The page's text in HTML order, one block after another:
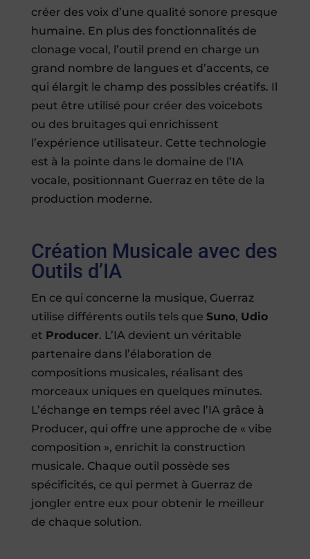
créer des voix d’une qualité sonore presque
humaine. En plus des fonctionnalités de
clonage vocal, l’outil prend en charge un
grand nombre de langues et d’accents, ce
qui élargit le champ des possibles créatifs. Il
peut être utilisé pour créer des voicebots
ou des bruitages qui enrichissent
l’expérience utilisateur. Cette technologie
est à la pointe dans le domaine de l’IA
vocale, positionnant Guerraz en tête de la
production moderne.
Création Musicale avec des
Outils d’IA
En ce qui concerne la musique, Guerraz
utilise différents outils tels que Suno, Udio
et Producer. L’IA devient un véritable
partenaire dans l’élaboration de
compositions musicales, réalisant des
morceaux uniques en quelques minutes.
L’échange en temps réel avec l’IA grâce à
Producer, qui offre une approche de « vibe
composition », enrichit la construction
musicale. Chaque outil possède ses
spécificités, ce qui permet à Guerraz de
jongler entre eux pour obtenir le meilleur
de chaque solution.